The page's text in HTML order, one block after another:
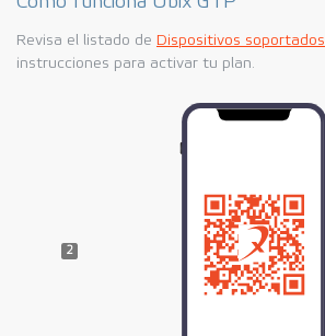
Revisa el listado de Dispositivos soportados
instrucciones para activar tu plan.
2